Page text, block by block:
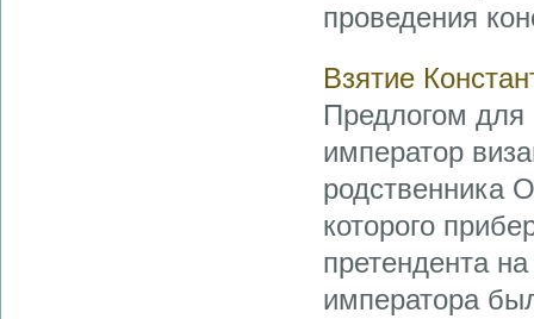
проведения
Взятие
Предлогом для
император
родственника
которого
претендента
императора